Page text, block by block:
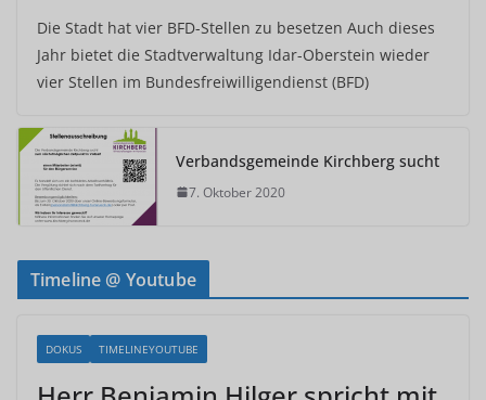
Die Stadt hat vier BFD-Stellen zu besetzen Auch dieses
Jahr bietet die Stadtverwaltung Idar-Oberstein wieder
vier Stellen im Bundesfreiwilligendienst (BFD)
Verbandsgemeinde Kirchberg sucht
7. Oktober 2020
Timeline @ Youtube
DOKUS TIMELINEYOUTUBE